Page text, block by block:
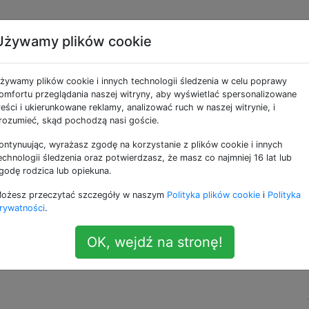
losowymi
DCIM na iPhone'a?
17 pozornie losowo wybranych folderach w katalogu
wszystkich tych katalogów jest dość bolesne,
i czy mogę to zatrzymać?
plików cookie
plików cookie i innych technologii śledzenia w celu poprawy
przeglądania naszej witryny, aby wyświetlać spersonalizowane
i ukierunkowane reklamy, analizować ruch w naszej witrynie, i
skąd pochodzą nasi goście.
wyrażasz zgodę na korzystanie z plików cookie i innych
śledzenia oraz potwierdzasz, że masz co najmniej 16 lat lub
rodzica lub opiekuna.
przeczytać szczegóły w naszym Polityka plików cookie i Polityka
.
OK, wejdź na stronę!